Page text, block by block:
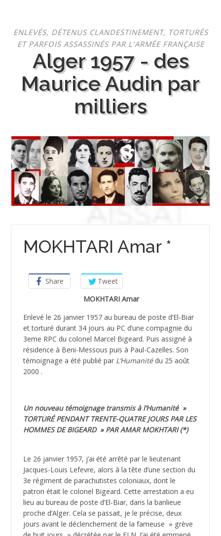
contenu
ENLEVÉS, DÉTENUS CLANDESTINEMENT, TORTURÉS
ET PARFOIS ASSASSINÉS PAR L’ARMÉE FRANÇAISE
Alger 1957 - des
Maurice Audin par
milliers
MOKHTARI Amar *
Share
Tweet
MOKHTARI Amar
Enlevé le 26 janvier 1957 au bureau de poste d’El-Biar
et torturé durant 34 jours au PC d’une compagnie du
3eme RPC du colonel Marcel Bigeard. Puis assigné à
résidence à Beni-Messous puis à Paul-Cazelles. Son
témoignage a été publié par L’Humanitédu 25 août
2000 .
Un nouveau témoignage transmis à l’Humanité »
TORTURÉ PENDANT TRENTE-QUATRE JOURS PAR LES
HOMMES DE BIGEARD » PAR AMAR MOKHTARI (*)
Le 26 janvier 1957, j’ai été arrêté par le lieutenant
Jacques-Louis Lefevre, alors à la tête d’une section du
3e régiment de parachutistes coloniaux, dont le
patron était le colonel Bigeard. Cette arrestation a eu
lieu au bureau de poste d’El-Biar, dans la banlieue
proche d’Alger. Cela se passait, je le précise, deux
jours avant le déclenchement de la fameuse » grève